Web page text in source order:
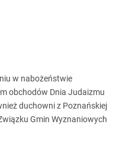
w nabożeństwie
obchodów Dnia Judaizmu
duchowni z Poznańskiej
Gmin Wyznaniowych